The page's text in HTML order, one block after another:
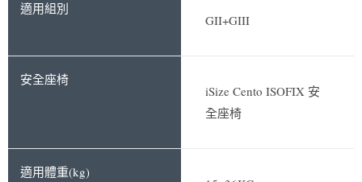
GII+GIII
iSize Cento ISOFIX 安
全座椅